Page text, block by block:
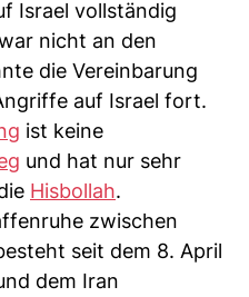
Israel vollständig
nicht an den
die Vereinbarung
auf Israel fort.
ist keine
und hat nur sehr
Hisbollah.
zwischen
seit dem 8. April
dem Iran